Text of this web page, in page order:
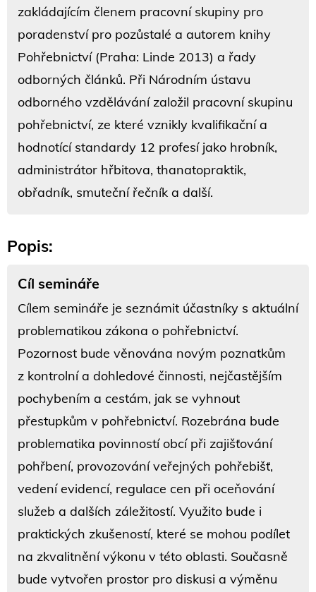
zakládajícím členem pracovní skupiny pro
poradenství pro pozůstalé a autorem knihy
Pohřebnictví (Praha: Linde 2013) a řady
odborných článků. Při Národním ústavu
odborného vzdělávání založil pracovní skupinu
pohřebnictví, ze které vznikly kvalifikační a
hodnotící standardy 12 profesí jako hrobník,
administrátor hřbitova, thanatopraktik,
obřadník, smuteční řečník a další.
Popis:
Cíl semináře
Cílem semináře je seznámit účastníky s aktuální
problematikou zákona o pohřebnictví.
Pozornost bude věnována novým poznatkům
z kontrolní a dohledové činnosti, nejčastějším
pochybením a cestám, jak se vyhnout
přestupkům v pohřebnictví. Rozebrána bude
problematika povinností obcí při zajišťování
pohřbení, provozování veřejných pohřebišť,
vedení evidencí, regulace cen při oceňování
služeb a dalších záležitostí. Využito bude i
praktických zkušeností, které se mohou podílet
na zkvalitnění výkonu v této oblasti. Současně
bude vytvořen prostor pro diskusi a výměnu